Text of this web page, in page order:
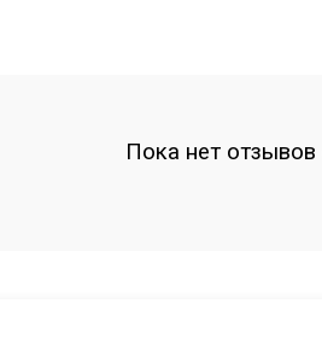
Пока нет